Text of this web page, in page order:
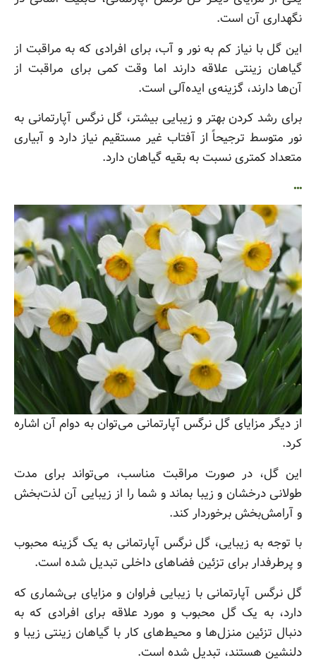
نگهداری آن است.
این گل با نیاز کم به نور و آب، برای افرادی که به مراقبت از
گیاهان زینتی علاقه دارند اما وقت کمی برای مراقبت از
آن‌ها دارند، گزینه‌ی ایده‌آلی است.
برای رشد کردن بهتر و زیبایی بیشتر، گل نرگس آپارتمانی به
نور متوسط ترجیحاً از آفتاب غیر مستقیم نیاز دارد و آبیاری
متعداد کمتری نسبت به بقیه گیاهان دارد.
…
از دیگر مزایای گل نرگس آپارتمانی می‌توان به دوام آن اشاره
کرد.
این گل، در صورت مراقبت مناسب، می‌تواند برای مدت
طولانی درخشان و زیبا بماند و شما را از زیبایی آن لذت‌بخش
و آرامش‌بخش برخوردار کند.
با توجه به زیبایی، گل نرگس آپارتمانی به یک گزینه محبوب
و پرطرفدار برای تزئین فضاهای داخلی تبدیل شده است.
گل نرگس آپارتمانی با زیبایی فراوان و مزایای بی‌شماری که
دارد، به یک گل محبوب و مورد علاقه برای افرادی که به
دنبال تزئین منزل‌ها و محیط‌های کار با گیاهان زینتی زیبا و
دلنشین هستند، تبدیل شده است.